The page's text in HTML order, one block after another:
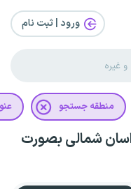
ورود | ثبت‌ نام
منطقه جستجو
شمالی بصورت